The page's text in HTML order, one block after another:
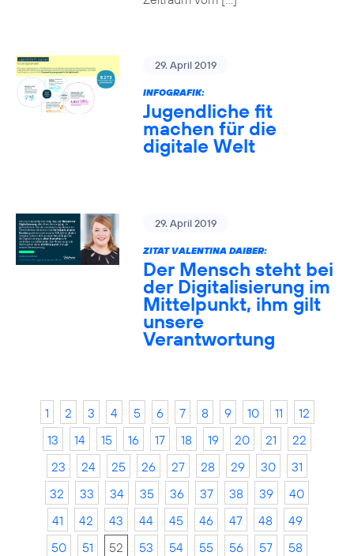
29. April 2019
INFOGRAFIK:
Jugendliche fit
machen für die
digitale Welt
29. April 2019
ZITAT VALENTINA DAIBER:
Der Mensch steht bei
der Digitalisierung im
Mittelpunkt, ihm gilt
unsere
Verantwortung
1 2 3 4 5 6 7 8 9 10 11
12
13
14 15 16 17 18 19 20 21
22
23
24 25 26 27 28 29 30
31
32
33 34 35 36 37 38 39
40
41
42 43 44 45 46 47 48
49
50
51 52 53 54 55 56 57
58